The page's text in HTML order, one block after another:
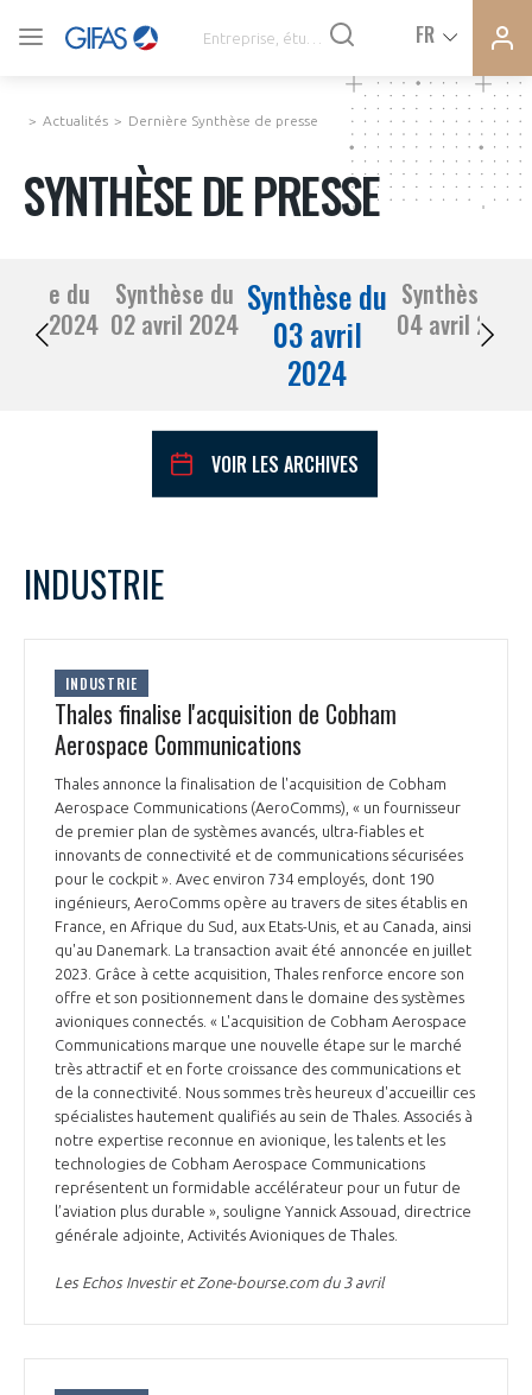
FR
SYNTHÈSE DE PRESSE
COMMUNIQUÉS DE PRESSE
PRÉSENTATION
NOTRE VISION
NOS MISSIONS
NOTRE HISTOIRE
ORGANISATION
LE CONSEIL DU GIFAS
L’ÉQUIPE DU GIFAS
NOS RÉSEAUX À L'INTERNATIONAL
FONCTIONNEMENT
GEADS
COMITÉ AERO PME
STARTAIR
COMMISSIONS ET COMITÉS
ACCOMPAGNEMENT DE NOS ADHÉRENTS
LES PROGRAMMES DU GIFAS
UN ÉCOSYSTÈME INTÉGRÉ ET COHÉRENT
POURQUOI DEVENIR MEMBRE ?
LA MÉDIATION
LA MÉDIATION DANS LA FILIÈRE AÉRONAUTIQUE ET SPATIALE
LE MÉDIATEUR DE LA FILIÈRE AÉRONAUTIQUE ET SPATIALE
MÉDIATION ET CHARTE D’ENGAGEMENT SUR LES RELATIONS ENTRE
CLIENTS ET FOURNISSEURS
PRENDRE CONTACT AVEC LE MÉDIATEUR DE LA FILIÈRE
LE SALON DU BOURGET
L'OBSERVATOIRE
CHIFFRES CLÉS
LES ENJEUX
COMPÉTITIVITÉ
LES PUBLICATIONS
Actualités Dernière Synthèse de presse
SYNTHÈSE DE PRESSE
du
29 mars 2024
Synthèse du
02 avril 2024
Synthèse du
03 avril
2024
Synthèse du
04 avril 2024
VOIR LES ARCHIVES
L
1 2 3 4 5 6
7
15
18 19
22
INDUSTRIE
INDUSTRIE
Thales finalise l'acquisition de Cobham
Aerospace Communications
Thales annonce la finalisation de l'acquisition de Cobham
Aerospace Communications (AeroComms), « un fournisseur
de premier plan de systèmes avancés, ultra-fiables et
innovants de connectivité et de communications sécurisées
pour le cockpit ». Avec environ 734 employés, dont 190
ingénieurs, AeroComms opère au travers de sites établis en
France, en Afrique du Sud, aux Etats-Unis, et au Canada, ainsi
qu'au Danemark. La transaction avait été annoncée en juillet
2023. Grâce à cette acquisition, Thales renforce encore son
offre et son positionnement dans le domaine des systèmes
avioniques connectés. « L'acquisition de Cobham Aerospace
Communications marque une nouvelle étape sur le marché
très attractif et en forte croissance des communications et
de la connectivité. Nous sommes très heureux d'accueillir ces
spécialistes hautement qualifiés au sein de Thales. Associés à
notre expertise reconnue en avionique, les talents et les
technologies de Cobham Aerospace Communications
représentent un formidable accélérateur pour un futur de
l’aviation plus durable », souligne Yannick Assouad, directrice
générale adjointe, Activités Avioniques de Thales.
Les Echos Investir et Zone-bourse.com du 3 avril
VOUS ÊTES ADHÉRENTS
PAS ENCORE ADHÉRENT ?
Rejoignez une filière d’excellence et développez
Découvrez les avantages d'adhérer au GIFAS.
Rencontres, salons, données sectorielles,
programmes ...
DEMANDE D’ADHÉSION
DEMANDE D’ADHÉSION
Avez-vous un statut de droit français ?